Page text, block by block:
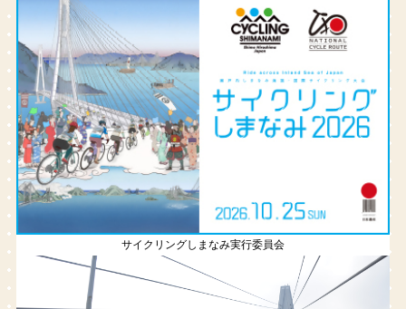
サイクリングしまなみ実行委員会